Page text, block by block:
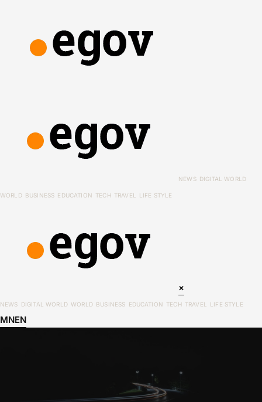
NEWS DIGITAL WORLD
WORLD BUSINESS EDUCATION TECH TRAVEL LIFE STYLE
×
NEWS DIGITAL WORLD WORLD BUSINESS EDUCATION TECH TRAVEL LIFE STYLE
MNEN